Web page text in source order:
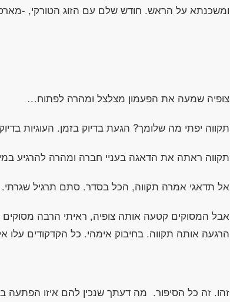
ומשכנתא על הראש. חודש שלם עם הזוג הטורקי, -
צופיה שמעה את הפעמון מצלצל ומהרה לפתוח…
תקווה יפתי מה שלומך? הגעת בדיוק בזמן. העוגיות
תקווה ראתה את הדאגה בעניי חברה ומהרה להרגיע
אל תדאגי אמרה תקווה, הכל בסדר. סתם תרגיל שגרתי.
אבל המסוקים קטעה אותה צופיה, ראיתי הרבה
הרגעה אותה תקווה. בחיבוק אימהי. כל הקדקודים עלו
זהו. זה כל הסיפור. מה דעתך שנכין להם איזו הפתעה